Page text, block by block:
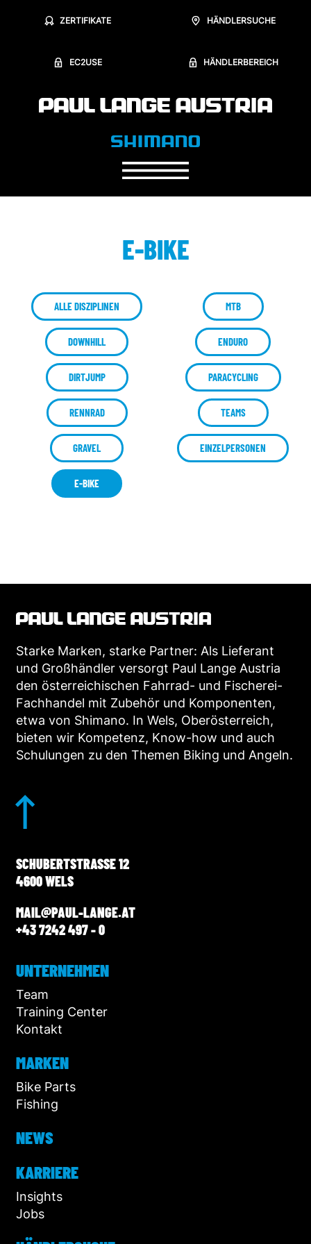
ZERTIFIKATE HÄNDLERSUCHE
EC2USE HÄNDLERBEREICH
E-BIKE
ALLE DISZIPLINEN
DOWNHILL
DIRTJUMP
RENNRAD
GRAVEL
E-BIKE
MTB
ENDURO
PARACYCLING
TEAMS
EINZELPERSONEN
Starke Marken, starke Partner: Als Lieferant
und Großhändler versorgt Paul Lange Austria
den österreichischen Fahrrad- und Fischerei-
Fachhandel mit Zubehör und Komponenten,
etwa von Shimano. In Wels, Oberösterreich,
bieten wir Kompetenz, Know-how und auch
Schulungen zu den Themen Biking und Angeln.
SCHUBERTSTRASSE 12
4600 WELS
MAIL@PAUL-LANGE.AT
+43 7242 497 - 0
UNTERNEHMEN
Team
Training Center
Kontakt
MARKEN
Bike Parts
Fishing
NEWS
KARRIERE
Insights
Jobs